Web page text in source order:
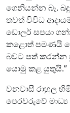
ගෙනියන්න බෑ.
තවත් විවිධ
ඩොලර් සපයා
කළොත් පමණයි
බවට පත් කරන්න
යොමු කළ යුතුයි.”
වනවාසී රාහුල
පෙරවරුවේ